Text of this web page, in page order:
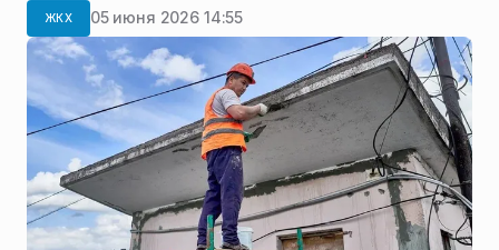
ЖКХ 05 июня 2026 14:55